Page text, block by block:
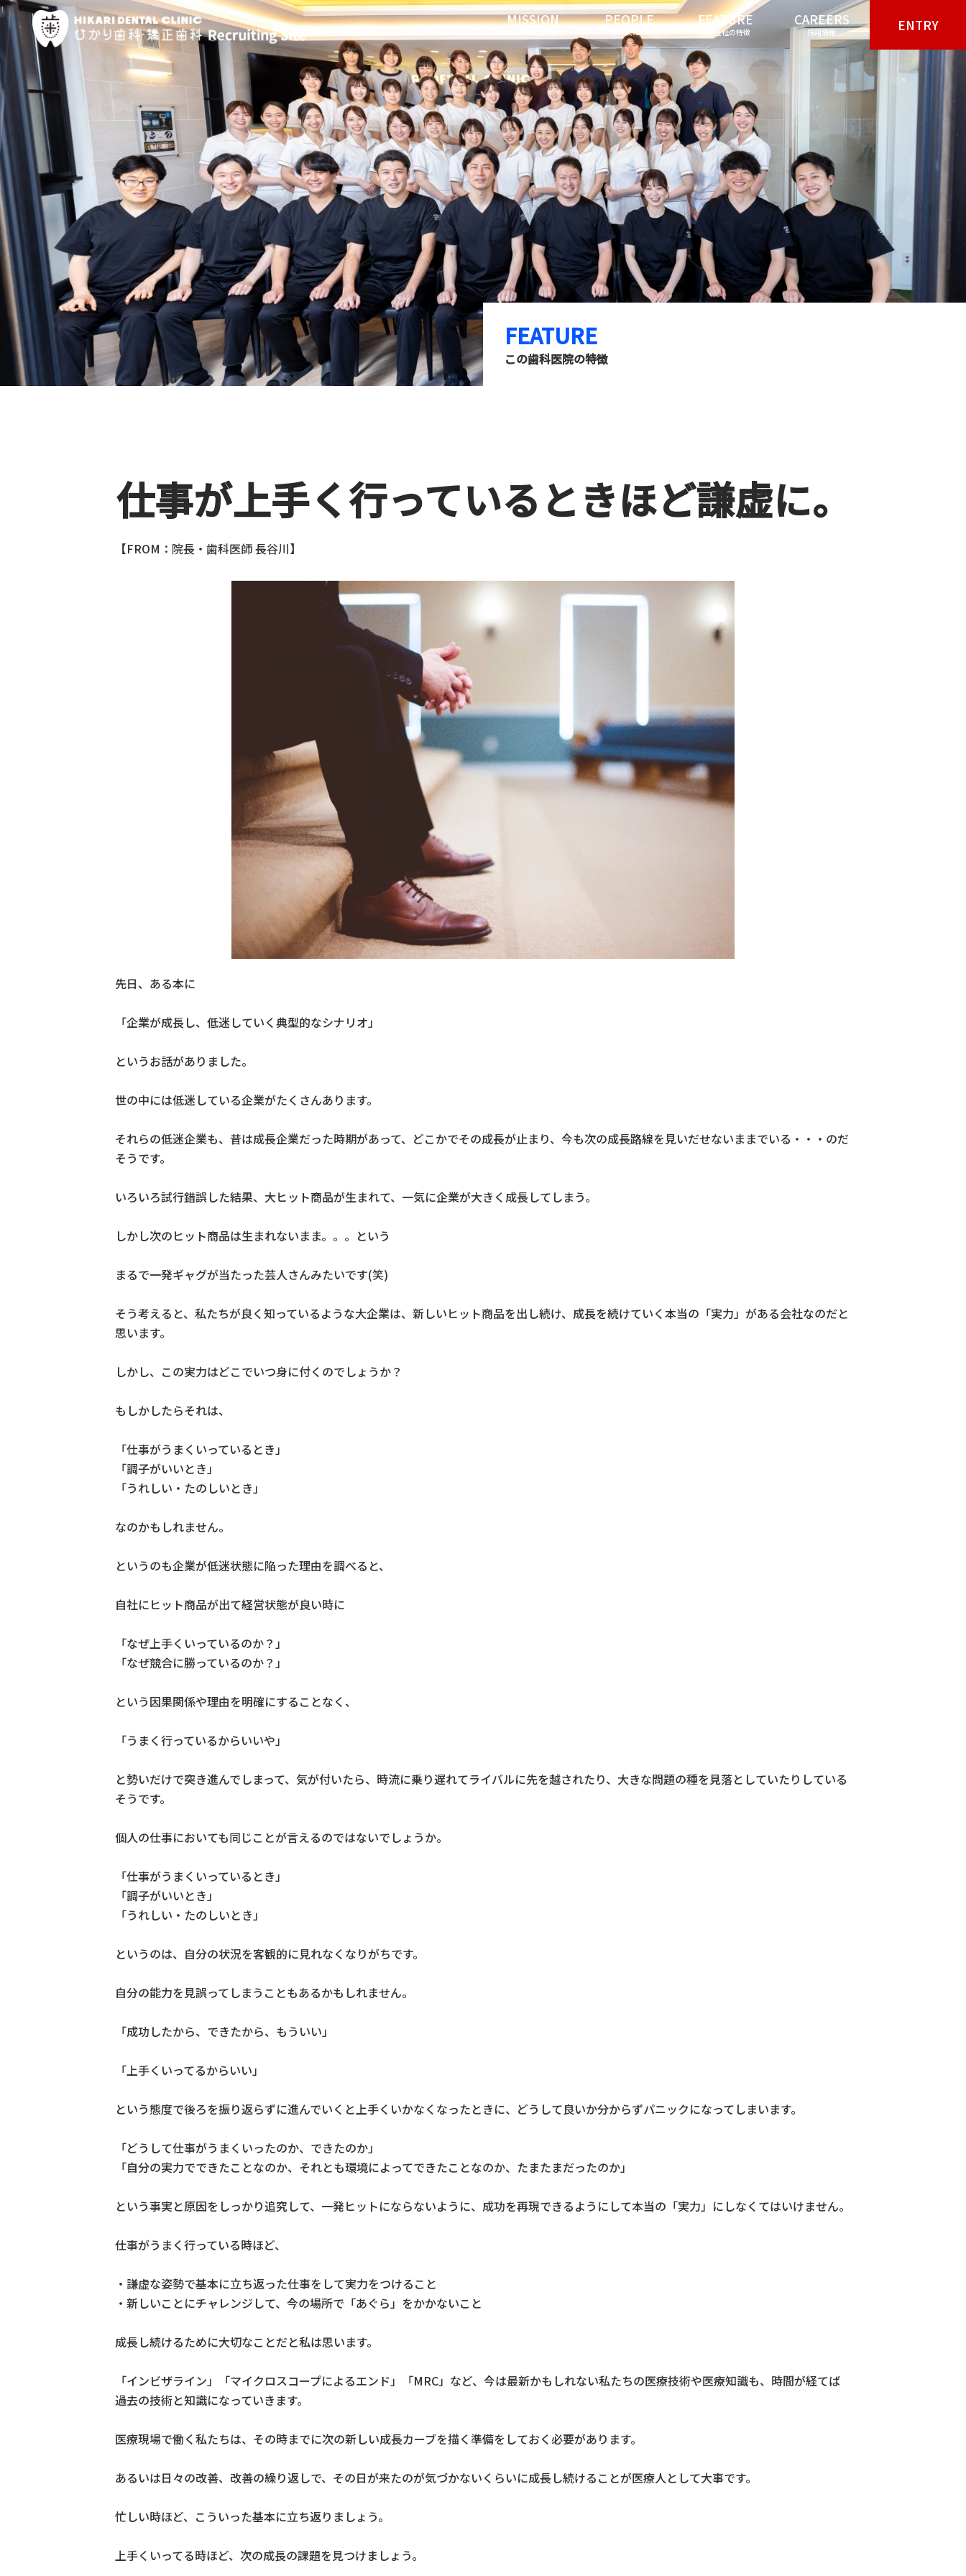
MISSION PEOPLE
働く人たち
FEATURE
この会社の特徴
CAREERS
採用情報 ENTRY
FEATURE
この歯科医院の特徴
仕事が上手く行っているときほど謙虚に。
【FROM：院長・歯科医師 長谷川】
先日、ある本に
「企業が成長し、低迷していく典型的なシナリオ」
というお話がありました。
世の中には低迷している企業がたくさんあります。
それらの低迷企業も、昔は成長企業だった時期があって、どこかでその成長が止まり、今も次の成長路線を見いだせないままでいる・・・のだ
そうです。
いろいろ試行錯誤した結果、大ヒット商品が生まれて、一気に企業が大きく成長してしまう。
しかし次のヒット商品は生まれないまま。。。という
まるで一発ギャグが当たった芸人さんみたいです(笑)
そう考えると、私たちが良く知っているような大企業は、新しいヒット商品を出し続け、成長を続けていく本当の「実力」がある会社なのだと
思います。
しかし、この実力はどこでいつ身に付くのでしょうか？
もしかしたらそれは、
「仕事がうまくいっているとき」
「調子がいいとき」
「うれしい・たのしいとき」
なのかもしれません。
というのも企業が低迷状態に陥った理由を調べると、
自社にヒット商品が出て経営状態が良い時に
「なぜ上手くいっているのか？」
「なぜ競合に勝っているのか？」
という因果関係や理由を明確にすることなく、
「うまく行っているからいいや」
と勢いだけで突き進んでしまって、気が付いたら、時流に乗り遅れてライバルに先を越されたり、大きな問題の種を見落としていたりしている
そうです。
個人の仕事においても同じことが言えるのではないでしょうか。
「仕事がうまくいっているとき」
「調子がいいとき」
「うれしい・たのしいとき」
というのは、自分の状況を客観的に見れなくなりがちです。
自分の能力を見誤ってしまうこともあるかもしれません。
「成功したから、できたから、もういい」
「上手くいってるからいい」
という態度で後ろを振り返らずに進んでいくと上手くいかなくなったときに、どうして良いか分からずパニックになってしまいます。
「どうして仕事がうまくいったのか、できたのか」
「自分の実力でできたことなのか、それとも環境によってできたことなのか、たまたまだったのか」
という事実と原因をしっかり追究して、一発ヒットにならないように、成功を再現できるようにして本当の「実力」にしなくてはいけません。
仕事がうまく行っている時ほど、
・謙虚な姿勢で基本に立ち返った仕事をして実力をつけること
・新しいことにチャレンジして、今の場所で「あぐら」をかかないこと
成長し続けるために大切なことだと私は思います。
「インビザライン」「マイクロスコープによるエンド」「MRC」など、今は最新かもしれない私たちの医療技術や医療知識も、時間が経てば
過去の技術と知識になっていきます。
医療現場で働く私たちは、その時までに次の新しい成長カーブを描く準備をしておく必要があります。
あるいは日々の改善、改善の繰り返しで、その日が来たのが気づかないくらいに成長し続けることが医療人として大事です。
忙しい時ほど、こういった基本に立ち返りましょう。
上手くいってる時ほど、次の成長の課題を見つけましょう。